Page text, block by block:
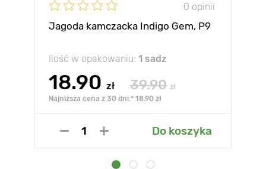
0 opinii
Jagoda kamczacka Indigo Gem, P9
Ilość w opakowaniu: 1 sadz
18.90 zł 39.90 zł
Najniższa cena z 30 dni:* 18.90 zł
Do koszyka